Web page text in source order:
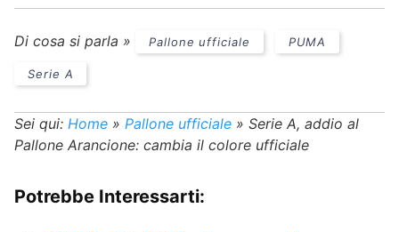
Di cosa si parla » Pallone ufficiale PUMA
Serie A
Sei qui: Home » Pallone ufficiale » Serie A, addio al
Pallone Arancione: cambia il colore ufficiale
Potrebbe Interessarti: